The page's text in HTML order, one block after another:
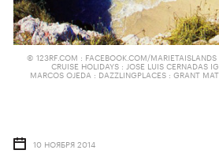
© 123RF.COM : FACEBOOK.COM/
CRUISE HOLIDAYS : JOSE LUIS CERNADAS
MARCOS OJEDA : DAZZLINGPLACES : GRANT
10 НОЯБРЯ 2014